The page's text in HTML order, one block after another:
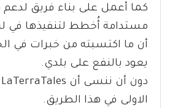
كما أعمل على بناء فريق
مستدامة أُخطط لتنفيذها في
أن ما اكتسبته من خبرات في
يعود بالنفع على بلدي.
الاولى في هذا الطريق.